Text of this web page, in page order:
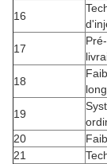
16
17
18
19
20
21